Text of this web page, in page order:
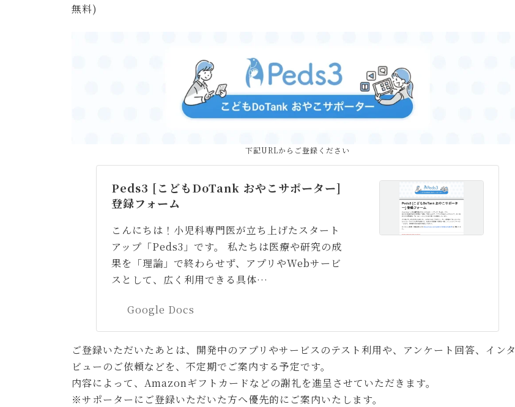
無料)
下記URLからご登録ください
Peds3 [こどもDoTank おやこサポーター]
登録フォーム
こんにちは！小児科専門医が立ち上げたスタート
アップ「Peds3」です。 私たちは医療や研究の成
果を「理論」で終わらせず、アプリやWebサービ
スとして、広く利用できる具体…
Google Docs
ご登録いただいたあとは、開発中のアプリやサービスのテスト利用や、アンケート回答、インタ
ビューのご依頼などを、不定期でご案内する予定です。
内容によって、Amazonギフトカードなどの謝礼を進呈させていただきます。
※サポーターにご登録いただいた方へ優先的にご案内いたします。